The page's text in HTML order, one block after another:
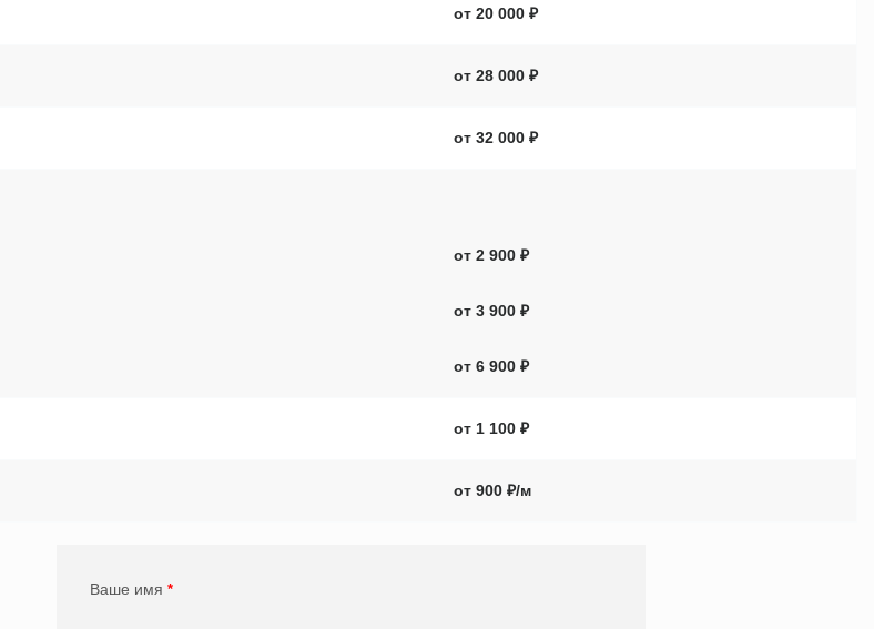
от 20 000 ₽
от 28 000 ₽
от 32 000 ₽
от 2 900 ₽
от 3 900 ₽
от 6 900 ₽
от 1 100 ₽
от 900 ₽/м
Ваше имя *